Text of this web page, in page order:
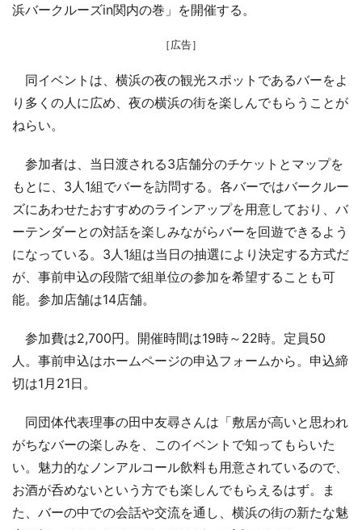
浜バークルーズin関内の巻」を開催する。
［広告］
同イベントは、横浜の夜の観光スポットであるバーをよ
り多くの人に広め、夜の横浜の街を楽しんでもらうことが
ねらい。
参加者は、当日渡される3店舗分のチケットとマップを
もとに、3人1組でバーを訪問する。各バーではバークルー
ズにあわせたおすすめのラインアップを用意しており、バ
ーテンダーとの対話を楽しみながらバーを回遊できるよう
になっている。3人1組は当日の抽選により決定する方式だ
が、事前申込の段階で組単位の参加を希望することも可
能。参加店舗は14店舗。
参加費は2,700円。開催時間は19時～22時。定員50
人。事前申込はホームページの申込フォームから。申込締
切は1月21日。
同団体代表理事の田中友尋さんは「敷居が高いと思われ
がちなバーの楽しみを、このイベントで知ってもらいた
い。魅力的なノンアルコール飲料も用意されているので、
お酒が呑めないという方でも楽しんでもらえるはず。ま
た、バーの中での会話や交流を通し、横浜の街の新たな魅